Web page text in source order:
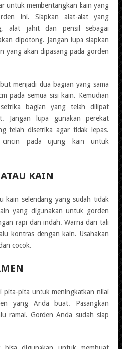
untuk membentangkan kain yang
ini. Siapkan alat-alat yang
alat jahit dan pensil sebagai
dipotong. Jangan lupa siapkan
yang akan dipasang pada gorden
menjadi dua bagian yang sama
pada semua sisi kain. Kemudian
bagian yang telah dilipat
Jangan lupa gunakan perekat
telah disetrika agar tidak lepas.
cincin pada ujung kain untuk
KAIN
kain selendang yang sudah tidak
yang digunakan untuk gorden
rapi dan indah. Warna dari tali
kontras dengan kain. Usahakan
cocok.
pita-pita untuk meningkatkan nilai
yang Anda buat. Pasangkan
ramai. Gorden Anda sudah siap